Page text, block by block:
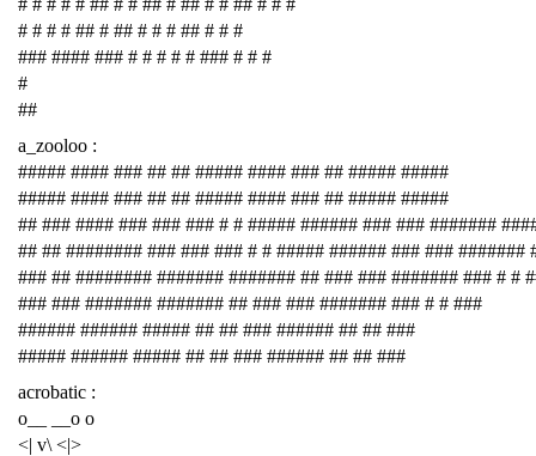
# # # # ## # ## # # # ## # # #
### #### ### # # # # # ### # # #
#
##
a_zooloo :
##### #### ### ## ## ##### #### ### ## ##### #####
##### #### ### ## ## ##### #### ### ## ##### #####
## ### #### ### ### ### # # ##### ###### ### ### #######
## ## ######## ### ### ### # # ##### ###### ### ### #######
### ## ######## ####### ####### ## ### ### ####### ### # #
### ### ####### ####### ## ### ### ####### ### # # ###
###### ###### ##### ## ## ### ###### ## ## ###
##### ###### ##### ## ## ### ###### ## ## ###
acrobatic :
o__ __o o
<| v\ <|>